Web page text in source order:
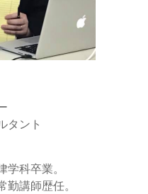
タント
科卒業。
講師歴任。